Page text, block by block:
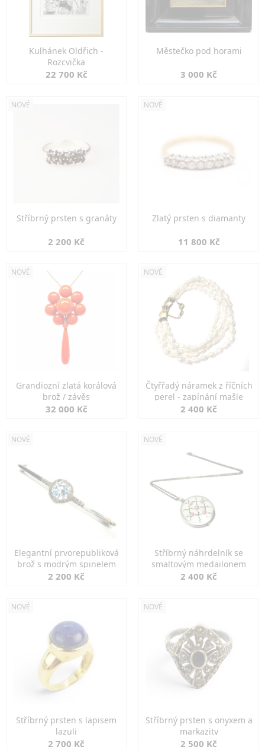
Kulhánek Oldřich -
Rozcvička
22 700 Kč
Městečko pod horami
3 000 Kč
NOVÉ
Stříbrný prsten s granáty
2 200 Kč
NOVÉ
Zlatý prsten s diamanty
11 800 Kč
NOVÉ
Grandiozní zlatá korálová
brož / závěs
32 000 Kč
NOVÉ
Čtyřřadý náramek z říčních
perel - zapínání mašle
2 400 Kč
NOVÉ
Elegantní prvorepubliková
brož s modrým spinelem
2 200 Kč
NOVÉ
Stříbrný náhrdelník se
smaltovým medailonem
2 400 Kč
NOVÉ
Stříbrný prsten s lapisem
lazuli
2 700 Kč
NOVÉ
Stříbrný prsten s onyxem a
markazity
2 500 Kč